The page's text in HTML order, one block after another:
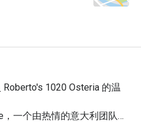
1020 Osteria 的温
一个由热情的意大利团队打